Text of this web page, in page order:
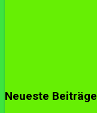
Neueste Beiträge